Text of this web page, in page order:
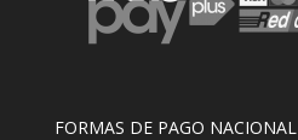
FORMAS DE PAGO NACIONAL